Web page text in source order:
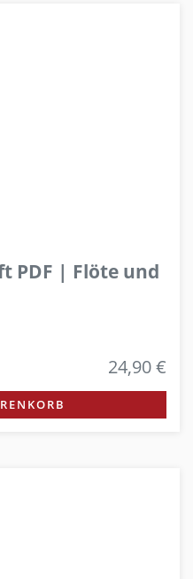
PDF | Flöte und
24,90 €